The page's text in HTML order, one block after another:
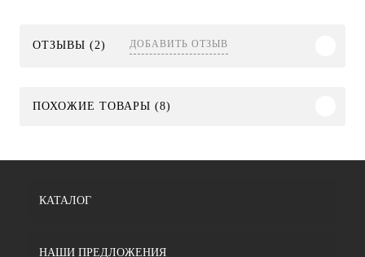
ОТЗЫВЫ (2) ДОБАВИТЬ ОТЗЫВ
ПОХОЖИЕ ТОВАРЫ (8)
КАТАЛОГ
НАШИ ПРЕДЛОЖЕНИЯ